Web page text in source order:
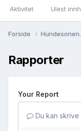
Aktivitet Ulest
Forside
Rapporter
Your Report
Du kan